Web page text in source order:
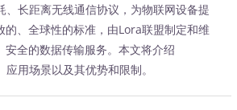
长距离无线通信协议，为物联网设备提
的、全球性的标准，由Lora联盟制定和维
安全的数据传输服务。本文将介绍
用场景以及其优势和限制。